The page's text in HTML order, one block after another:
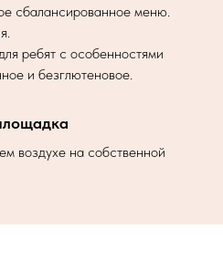
сбалансированное меню.
ребят с особенностями
и безглютеновое.
воздухе на собственной